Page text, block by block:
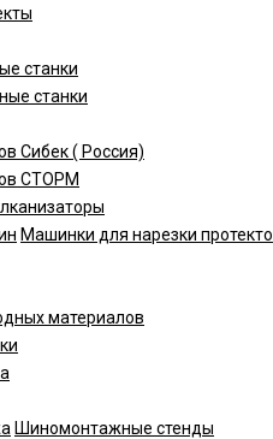
станки
станки
Сибек ( Россия)
СТОРМ
Машинки для нарезки
материалов
Шиномонтажные стенды